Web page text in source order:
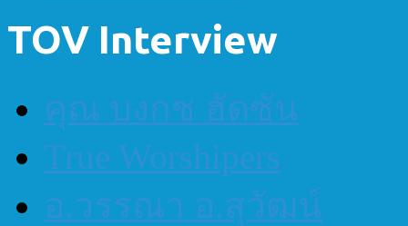
TOV Interview
คุณ บงกช ฮัดซัน
True Worshipers
อ.วรรณา อ.สุวัฒน์